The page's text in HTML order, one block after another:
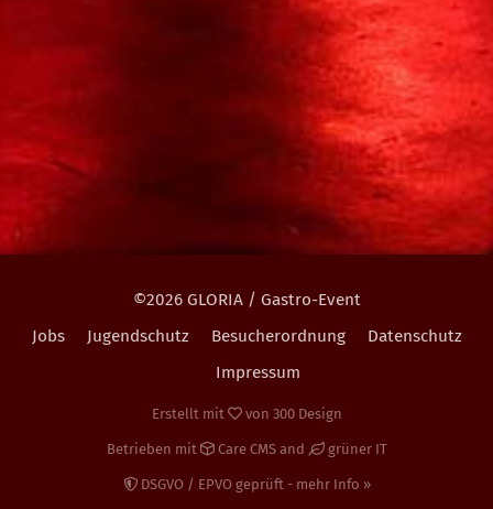
©2026 GLORIA / Gastro-Event
Jobs
Jugendschutz Besucherordnung
Datenschutz
Impressum
Erstellt mit von 300 Design
Betrieben mit Care CMSand grüner IT
DSGVO / EPVO geprüft - mehr Info »